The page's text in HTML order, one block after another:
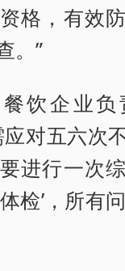
格，有效
。”
饮企业负
应对五六次
进行一次
检’，所有